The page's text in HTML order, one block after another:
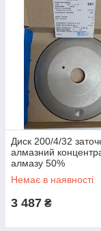
Диск 200/4/32
алмазний
алмазу 50%
Немає в наявності
3 487 ₴